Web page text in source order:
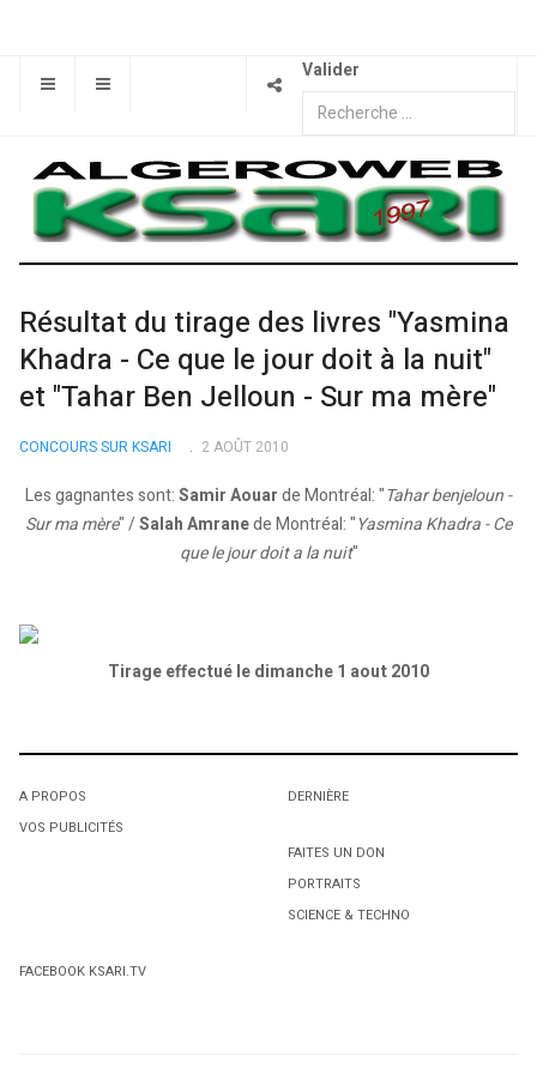
Valider
Résultat du tirage des livres "Yasmina
Khadra - Ce que le jour doit à la nuit"
et "Tahar Ben Jelloun - Sur ma mère"
CONCOURS SUR KSARI 2 AOÛT 2010
Les gagnantes sont:Samir Aouarde Montréal: "Tahar benjeloun -
Sur ma mère" /Salah Amranede Montréal: "Yasmina Khadra - Ce
que le jour doit a la nuit"
Tirage effectué le dimanche 1 aout 2010
A PROPOS
VOS PUBLICITÉS
DERNIÈRE
FAITES UN DON
PORTRAITS
SCIENCE & TECHNO
FACEBOOK KSARI.TV